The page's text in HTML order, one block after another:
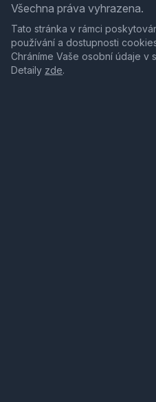
Všechna práva vyhrazena.
Tato stránka v rámci
používání a dostupnosti
Chráníme Vaše osobní údaje v
Detaily zde.